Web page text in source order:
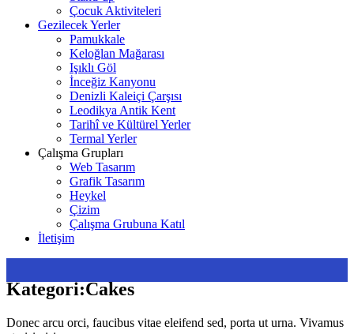
Çocuk Aktiviteleri
Gezilecek Yerler
Pamukkale
Keloğlan Mağarası
Işıklı Göl
İnceğiz Kanyonu
Denizli Kaleiçi Çarşısı
Leodikya Antik Kent
Tarihî ve Kültürel Yerler
Termal Yerler
Çalışma Grupları
Web Tasarım
Grafik Tasarım
Heykel
Çizim
Çalışma Grubuna Katıl
İletişim
Kategori:Cakes
Donec arcu orci, faucibus vitae eleifend sed, porta ut urna. Vivamus